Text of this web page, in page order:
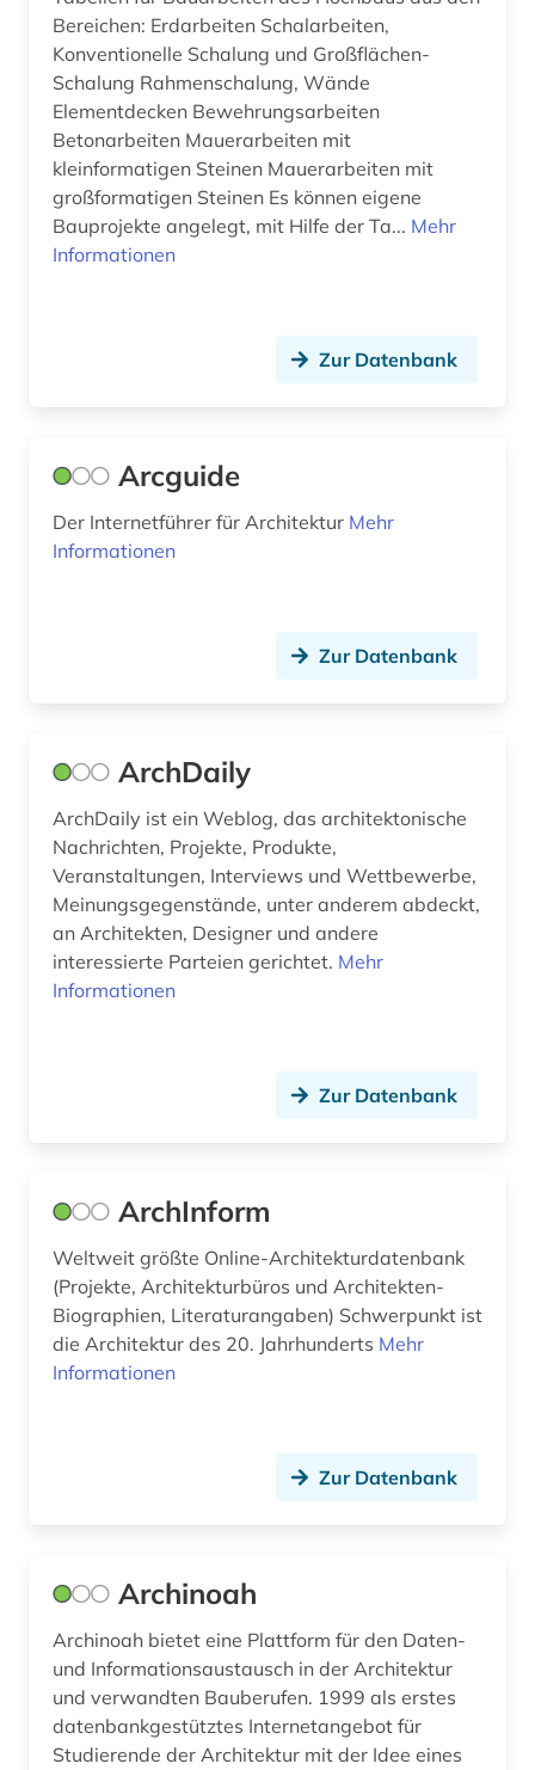
einbruchsicherung (2)
eisenbahn (1)
eisenbahnwesen (1)
ejournals (1)
elearning (2)
elktrotechnik (1)
emblem (1)
energieausweis (1)
energieeffizienz (2)
energieeinsparung (3)
energieeinsparverordnung (1)
energietechnik (4)
entwurf (2)
enzyklopädie (1)
enzym (1)
erdbeben (1)
eth zürich (1)
europa (4)
europäische technische bewertung (eta) (1)
Bereichen: Erdarbeiten Schalarbeiten,
Konventionelle Schalung und Großflächen-
Schalung Rahmenschalung, Wände
Elementdecken Bewehrungsarbeiten
Betonarbeiten Mauerarbeiten mit
kleinformatigen Steinen Mauerarbeiten mit
großformatigen Steinen Es können eigene
Bauprojekte angelegt, mit Hilfe der Ta... Mehr
Informationen
Zur Datenbank
Arcguide
Der Internetführer für Architektur Mehr
Informationen
Zur Datenbank
ArchDaily
ArchDaily ist ein Weblog, das architektonische
Nachrichten, Projekte, Produkte,
Veranstaltungen, Interviews und Wettbewerbe,
Meinungsgegenstände, unter anderem abdeckt,
an Architekten, Designer und andere
interessierte Parteien gerichtet. Mehr
Informationen
Zur Datenbank
ArchInform
Weltweit größte Online-Architekturdatenbank
(Projekte, Architekturbüros und Architekten-
Biographien, Literaturangaben) Schwerpunkt ist
die Architektur des 20. Jahrhunderts Mehr
Informationen
Zur Datenbank
Archinoah
Archinoah bietet eine Plattform für den Daten-
und Informationsaustausch in der Architektur
und verwandten Bauberufen. 1999 als erstes
datenbankgestütztes Internetangebot für
Studierende der Architektur mit der Idee eines